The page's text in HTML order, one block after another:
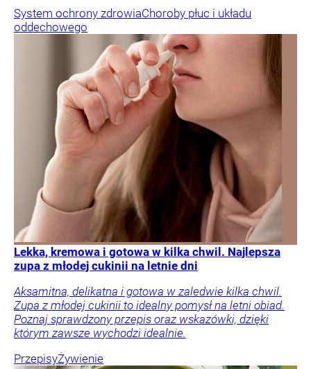
System ochrony zdrowiaChoroby płuc i układu
oddechowego
Lekka, kremowa i gotowa w kilka chwil. Najlepsza
zupa z młodej cukinii na letnie dni
Aksamitna, delikatna i gotowa w zaledwie kilka chwil.
Zupa z młodej cukinii to idealny pomysł na letni obiad.
Poznaj sprawdzony przepis oraz wskazówki, dzięki
którym zawsze wychodzi idealnie.
PrzepisyŻywienie